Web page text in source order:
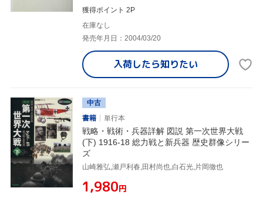
獲得ポイント 2P
在庫なし
発売年月日：2004/03/20
入荷したら知りたい
中古
書籍
単行本
戦略・戦術・兵器詳解 図説 第一次世界大戦
(下) 1916-18 総力戦と新兵器 歴史群像シリー
ズ
山崎雅弘,瀬戸利春,田村尚也,白石光,片岡徹也
¥1,980円